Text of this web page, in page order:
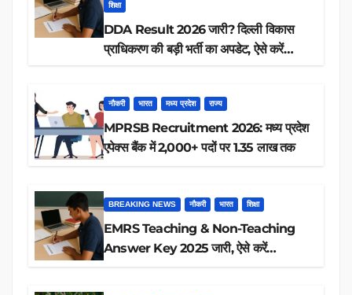
शिक्षा
DDA Result 2026 जारी? दिल्ली विकास
प्राधिकरण की बड़ी भर्ती का अपडेट, ऐसे करें
नौकरी भारत मध्य प्रदेश राज्य
MPRSB Recruitment 2026: मध्य प्रदेश
एपेक्स बैंक में 2,000+ पदों पर 1.35 लाख तक
BREAKING NEWS नौकरी भारत शिक्षा
EMRS Teaching & Non-Teaching
Answer Key 2025 जारी, ऐसे करें